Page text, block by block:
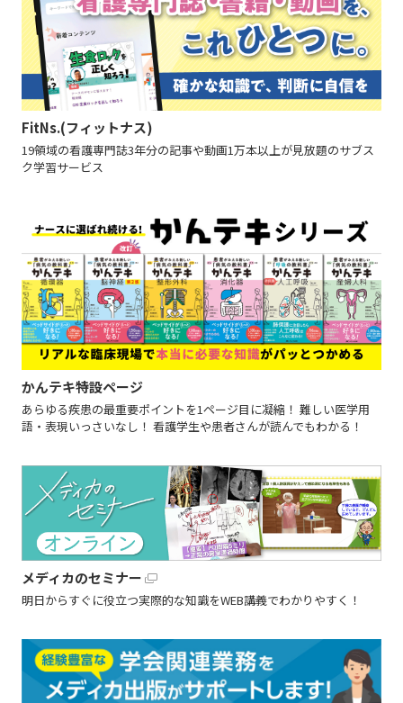
FitNs.(フィットナス)
19領域の看護専門誌3年分の記事や動画1万本以上が見放題のサブス
ク学習サービス
かんテキ特設ページ
あらゆる疾患の最重要ポイントを1ページ目に凝縮！ 難しい医学用
語・表現いっさいなし！ 看護学生や患者さんが読んでもわかる！
メディカのセミナー
明日からすぐに役立つ実際的な知識をWEB講義でわかりやすく！